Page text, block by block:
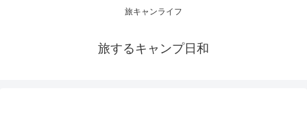
旅キャンライフ
旅するキャンプ日和